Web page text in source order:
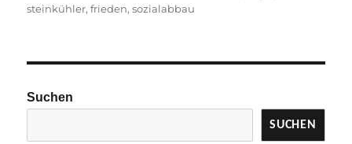
am
steinkühler,frieden,sozialabbau
Suchen
SUCHEN